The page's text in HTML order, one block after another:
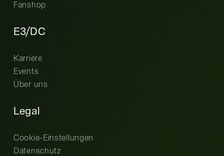
Fanshop
E3/DC
Karriere
Events
Über uns
Legal
Cookie-Einstellungen
Datenschutz